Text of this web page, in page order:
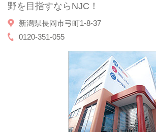
野を目指すならNJC！
新潟県長岡市弓町1-8-37
0120-351-055